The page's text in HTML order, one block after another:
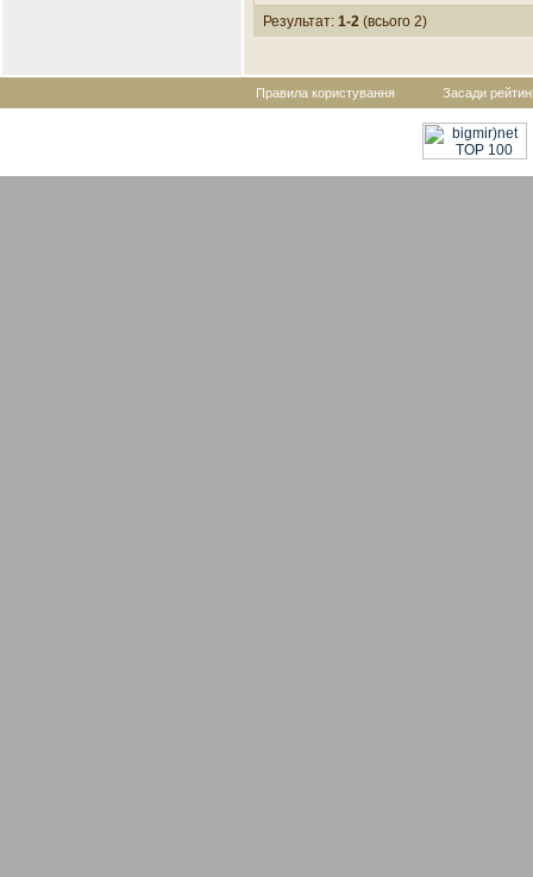
Результат: 1-2 (всього 2)
Правила користування Засади